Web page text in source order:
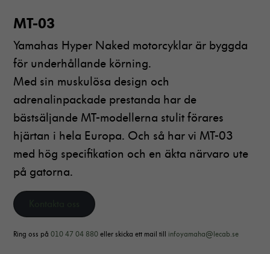
MT-03
Yamahas Hyper Naked motorcyklar är byggda
för underhållande körning.
Med sin muskulösa design och
adrenalinpackade prestanda har de
bästsäljande MT-modellerna stulit förares
hjärtan i hela Europa. Och så har vi MT-03
med hög specifikation och en äkta närvaro ute
på gatorna.
Ring oss på010 47 04 880 eller skicka ett mail till infoyamaha@lecab.se